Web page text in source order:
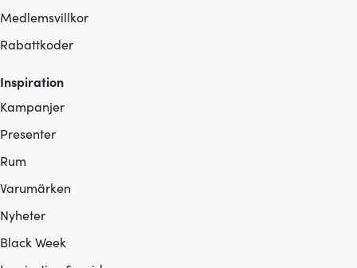
Medlemsvillkor
Rabattkoder
Inspiration
Kampanjer
Presenter
Rum
Varumärken
Nyheter
Black Week